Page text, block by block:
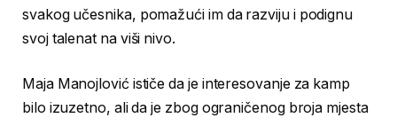
svakog učesnika, pomažući im da razviju i podignu
svoj talenat na viši nivo.
Maja Manojlović ističe da je interesovanje za kamp
bilo izuzetno, ali da je zbog ograničenog broja mjesta